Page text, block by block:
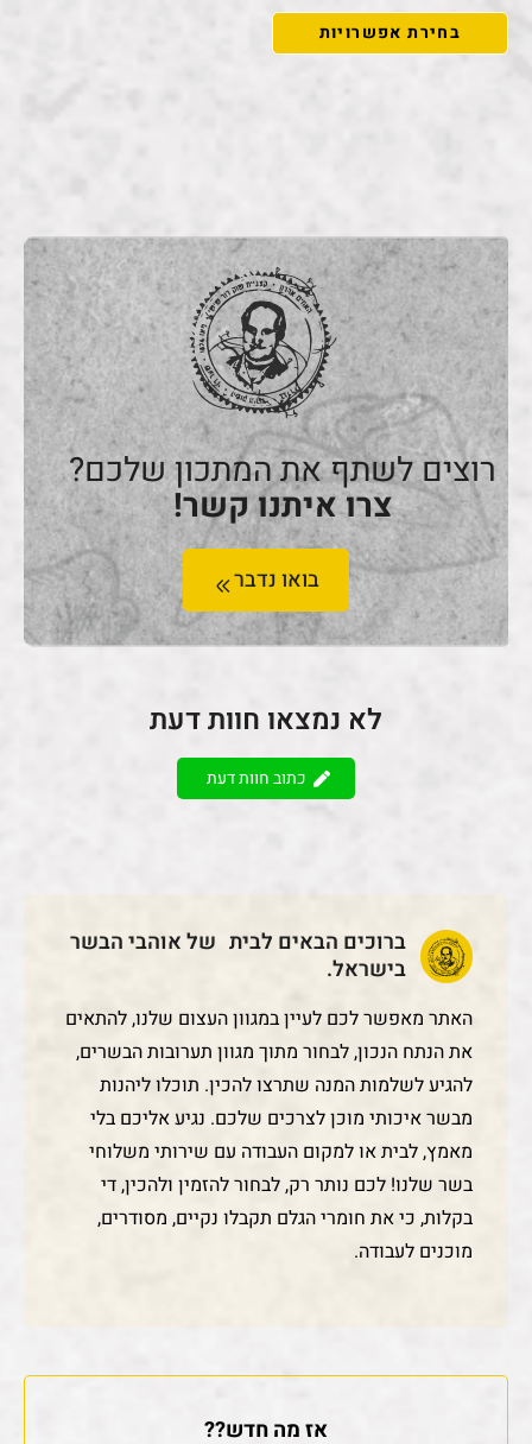
בחירת אפשרויות
רוצים לשתף את המתכון שלכם?
צרו איתנו קשר!
בואו נדבר
לא נמצאו חוות דעת
כתוב חוות דעת
ברוכים הבאים לבית של אוהבי הבשר
בישראל.
האתר מאפשר לכם לעיין במגוון העצום שלנו, להתאים
את הנתח הנכון, לבחור מתוך מגוון תערובות הבשרים,
להגיע לשלמות המנה שתרצו להכין. תוכלו ליהנות
מבשר איכותי מוכן לצרכים שלכם. נגיע אליכם בלי
מאמץ, לבית או למקום העבודה עם שירותי משלוחי
בשר שלנו! לכם נותר רק, לבחור להזמין ולהכין, די
בקלות, כי את חומרי הגלם תקבלו נקיים, מסודרים,
מוכנים לעבודה.
אז מה חדש??